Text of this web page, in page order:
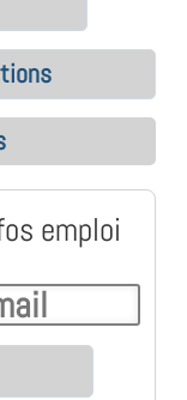
emploi